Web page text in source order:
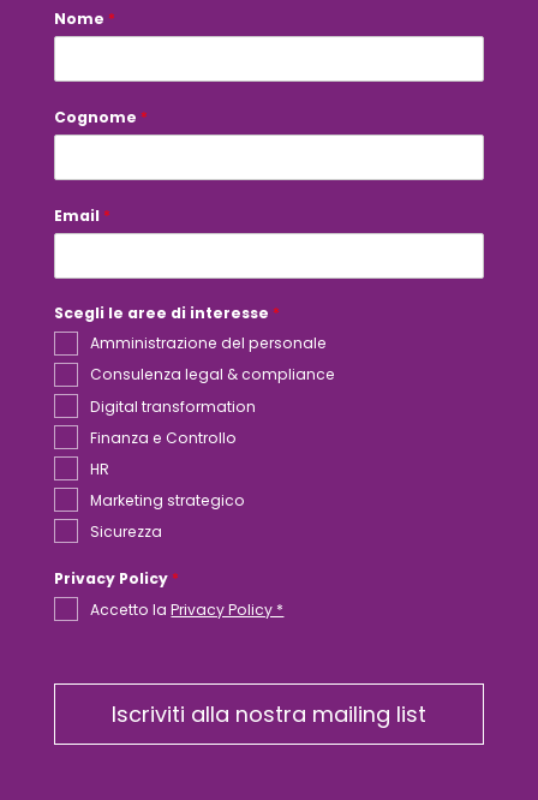
Nome *
Cognome *
Email *
Scegli le aree di interesse *
Amministrazione del personale
Consulenza legal & compliance
Digital transformation
Finanza e Controllo
HR
Marketing strategico
Sicurezza
E
m
P
o
c
i
n
e
s
e
Privacy Policy *
Accetto laPrivacy Policy *
Iscriviti alla nostra mailing list